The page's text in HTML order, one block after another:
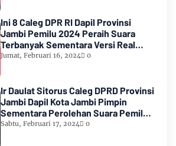
Ini 8 Caleg DPR RI Dapil Provinsi
Jambi Pemilu 2024 Peraih Suara
Terbanyak Sementara Versi Real
Count KPU RI
Jumat, Februari 16, 2024 0
Ir Daulat Sitorus Caleg DPRD Provinsi
Jambi Dapil Kota Jambi Pimpin
Sementara Perolehan Suara Pemilu
2024
Sabtu, Februari 17, 2024 0